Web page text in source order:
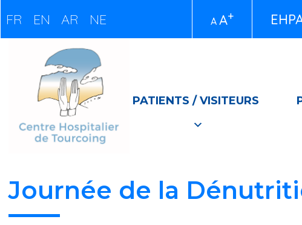
FR EN AR NE A A+
PATIENTS / VISITEURS
Journée de la